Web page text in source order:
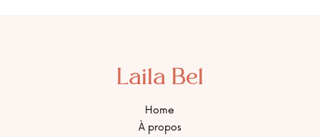
Laila Bel
Home
À propos